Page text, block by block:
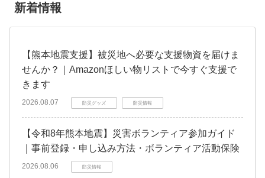
新着情報
【熊本地震支援】被災地へ必要な支援物資を届けま
せんか？｜Amazonほしい物リストで今すぐ支援で
きます
2026.08.07 防災グッズ 防災情報
【令和8年熊本地震】災害ボランティア参加ガイド
｜事前登録・申し込み方法・ボランティア活動保険
2026.08.06 防災情報